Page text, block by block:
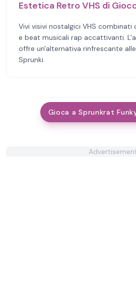
Estetica Retro VHS di
Vivi visivi nostalgici VHS
e beat musicali rap accattivanti.
offre un'alternativa rinfrescante
Sprunki.
Gioca a Sprunkrat